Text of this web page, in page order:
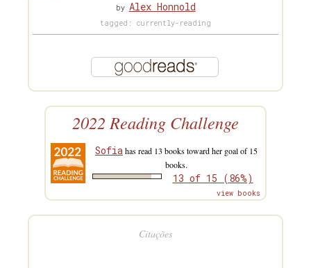
by Alex Honnold
tagged: currently-reading
2022 Reading Challenge
Sofia has read 13 books toward her goal of 15
books.
13 of 15 (86%)
view books
Citações